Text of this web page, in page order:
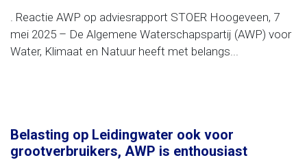
. Reactie AWP op adviesrapport STOER Hoogeveen, 7
mei 2025 – De Algemene Waterschapspartij (AWP) voor
Water, Klimaat en Natuur heeft met belangs...
Belasting op Leidingwater ook voor
grootverbruikers, AWP is enthousiast